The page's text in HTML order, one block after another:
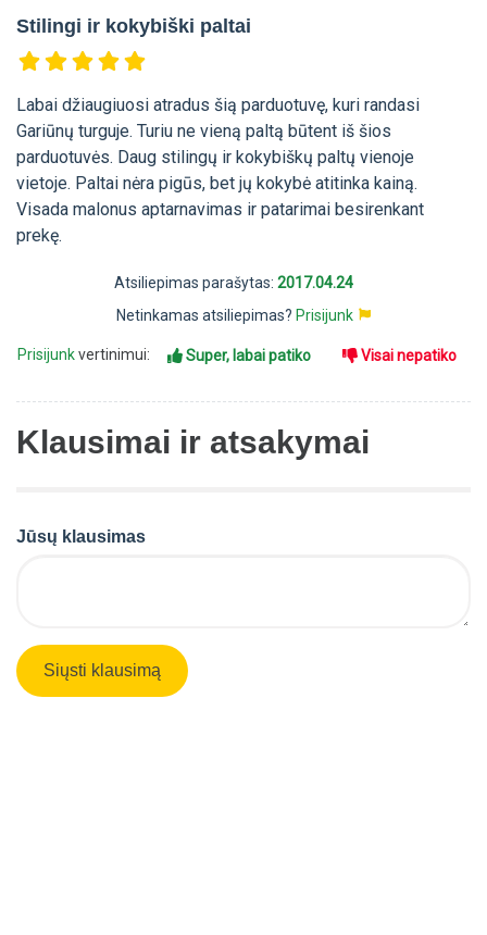
Stilingi ir kokybiški paltai
Labai džiaugiuosi atradus šią parduotuvę, kuri randasi
Gariūnų turguje. Turiu ne vieną paltą būtent iš šios
parduotuvės. Daug stilingų ir kokybiškų paltų vienoje
vietoje. Paltai nėra pigūs, bet jų kokybė atitinka kainą.
Visada malonus aptarnavimas ir patarimai besirenkant
prekę.
Atsiliepimas parašytas: 2017.04.24
Netinkamas atsiliepimas? Prisijunk
Prisijunkvertinimui: Super, labai patiko Visai nepatiko
Klausimai ir atsakymai
Jūsų klausimas